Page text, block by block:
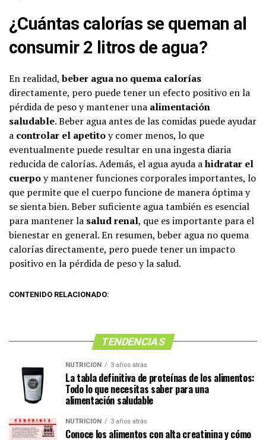
¿Cuántas calorías se queman al
consumir 2 litros de agua?
En realidad,beber agua no quema calorías
directamente, pero puede tener un efecto positivo en la
pérdida de peso y mantener una alimentación
saludable. Beber agua antes de las comidas puede ayudar
a controlar el apetitoy comer menos, lo que
eventualmente puede resultar en una ingesta diaria
reducida de calorías. Además, el agua ayuda ahidratar el
cuerpoy mantener funciones corporales importantes, lo
que permite que el cuerpo funcione de manera óptima y
se sienta bien. Beber suficiente agua también es esencial
para mantener la salud renal, que es importante para el
bienestar en general. En resumen, beber agua no quema
calorías directamente, pero puede tener un impacto
positivo en la pérdida de peso y la salud.
CONTENIDO RELACIONADO:
TENDENCIAS
NUTRICIÓN 3 años atrás
La tabla definitiva de proteínas de los alimentos:
Todo lo que necesitas saber para una
alimentación saludable
NUTRICIÓN 3 años atrás
Conoce los alimentos con alta creatinina y cómo